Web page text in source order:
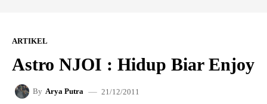
ARTIKEL
Astro NJOI : Hidup Biar Enjoy
By Arya Putra 21/12/2011